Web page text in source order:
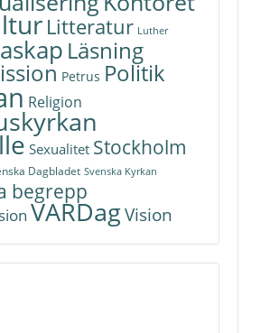
Litteratur Luther
Läsning
Petrus Politik
Religion
Sexualitet Stockholm
Dagbladet Svenska Kyrkan
begrepp
VARDagVision